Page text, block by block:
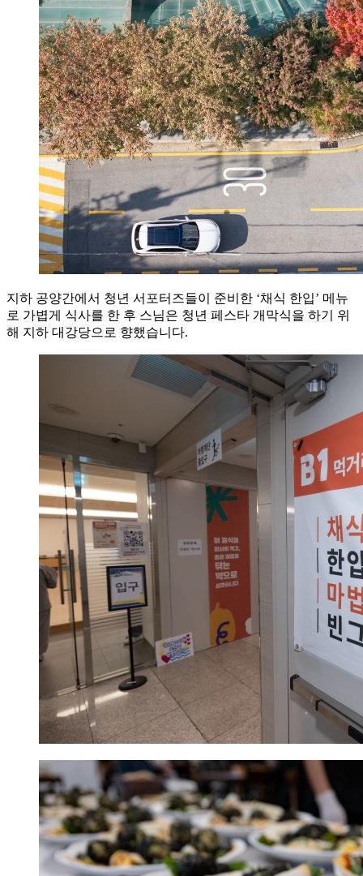
지하 공양간에서 청년 서포터즈들이 준비한 ‘채식 한입’ 메뉴
로 가볍게 식사를 한 후 스님은 청년 페스타 개막식을 하기 위
해 지하 대강당으로 향했습니다.